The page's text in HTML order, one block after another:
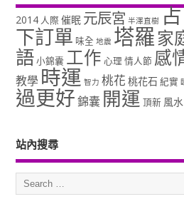
2014 人際 催眠 元辰宮 半澤直樹
下訂單 味全 地震 塔羅家
語小錦囊 工作 心理 情人節 感
教學 時運 智力 桃花 桃花石 紀實
過更好錦囊 開運 頂新 風水
站內搜尋